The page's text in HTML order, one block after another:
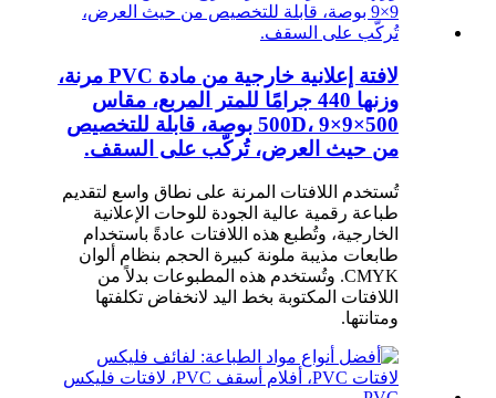
لافتة إعلانية خارجية من مادة PVC مرنة،
وزنها 440 جرامًا للمتر المربع، مقاس
500×500D، 9×9 بوصة، قابلة للتخصيص
من حيث العرض، تُركّب على السقف.
تُستخدم اللافتات المرنة على نطاق واسع لتقديم
طباعة رقمية عالية الجودة للوحات الإعلانية
الخارجية، وتُطبع هذه اللافتات عادةً باستخدام
طابعات مذيبة ملونة كبيرة الحجم بنظام ألوان
CMYK. وتُستخدم هذه المطبوعات بدلاً من
اللافتات المكتوبة بخط اليد لانخفاض تكلفتها
ومتانتها.